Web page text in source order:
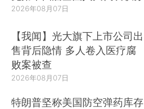
2026年08月07日
【我闻】光大旗下上市公司出
售背后隐情 多人卷入医疗腐
败案被查
2026年08月07日
特朗普坚称美国防空弹药库存